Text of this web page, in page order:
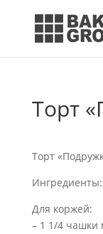
Торт
Торт
Ингредиенты:
Для коржей:
– 1 1/4 чашки